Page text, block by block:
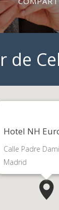
de
Hotel NH
Calle Padre
Madrid